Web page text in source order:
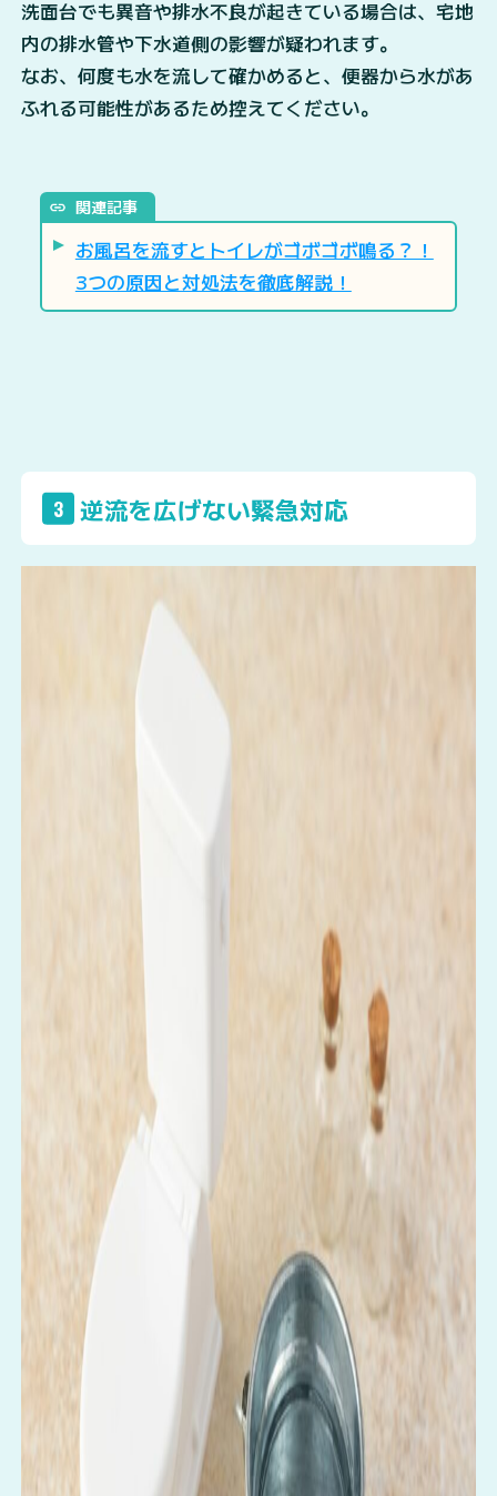
洗面台でも異音や排水不良が起きている場合は、宅地
内の排水管や下水道側の影響が疑われます。
なお、何度も水を流して確かめると、便器から水があ
ふれる可能性があるため控えてください。
関連記事
お風呂を流すとトイレがゴボゴボ鳴る？！
3つの原因と対処法を徹底解説！
3 逆流を広げない緊急対応